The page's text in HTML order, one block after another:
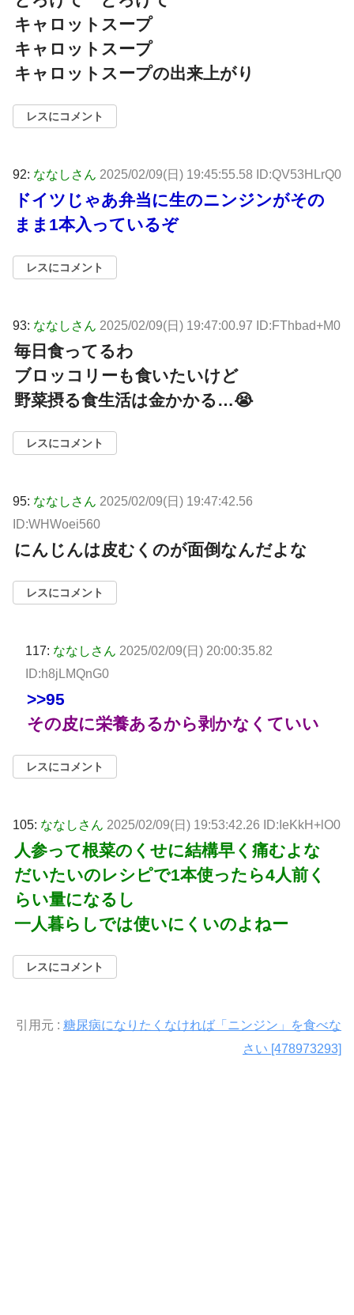
キャロットスープ
キャロットスープ
キャロットスープの出来上がり
レスにコメント
92: ななしさん 2025/02/09(日) 19:45:55.58 ID:QV53HLrQ0
ドイツじゃあ弁当に生のニンジンがその
まま1本入っているぞ
レスにコメント
93: ななしさん 2025/02/09(日) 19:47:00.97 ID:FThbad+M0
毎日食ってるわ
ブロッコリーも食いたいけど
野菜摂る食生活は金かかる…😭
レスにコメント
95: ななしさん 2025/02/09(日) 19:47:42.56
ID:WHWoei560
にんじんは皮むくのが面倒なんだよな
レスにコメント
117: ななしさん 2025/02/09(日) 20:00:35.82
ID:h8jLMQnG0
>>95
その皮に栄養あるから剥かなくていい
レスにコメント
105: ななしさん 2025/02/09(日) 19:53:42.26 ID:IeKkH+lO0
人参って根菜のくせに結構早く痛むよな
だいたいのレシピで1本使ったら4人前く
らい量になるし
一人暮らしでは使いにくいのよねー
レスにコメント
引用元 : 糖尿病になりたくなければ「ニンジン」を食べな
さい [478973293]